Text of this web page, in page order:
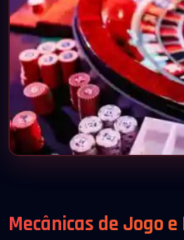
Mecânicas de Jogo